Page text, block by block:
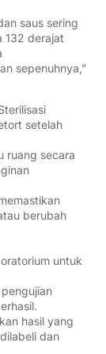
saus sering
132 derajat
sepenuhnya,”
setelah
ruang secara
berubah
untuk
hasil yang
dan